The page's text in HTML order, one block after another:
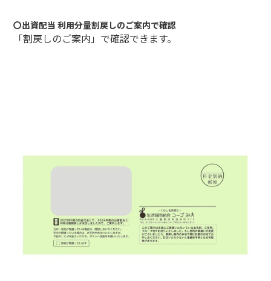
〇出資配当 利用分量割戻しのご案内で確認
「割戻しのご案内」で確認できます。